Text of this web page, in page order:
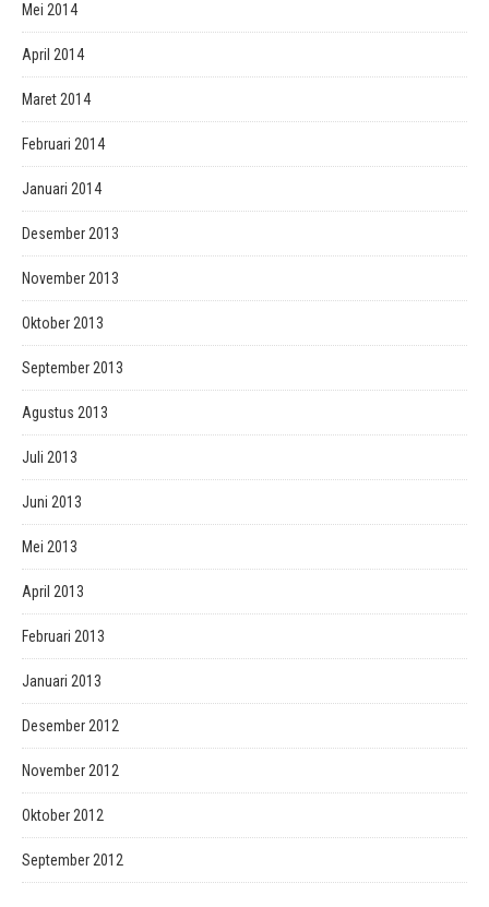
Mei 2014
April 2014
Maret 2014
Februari 2014
Januari 2014
Desember 2013
November 2013
Oktober 2013
September 2013
Agustus 2013
Juli 2013
Juni 2013
Mei 2013
April 2013
Februari 2013
Januari 2013
Desember 2012
November 2012
Oktober 2012
September 2012